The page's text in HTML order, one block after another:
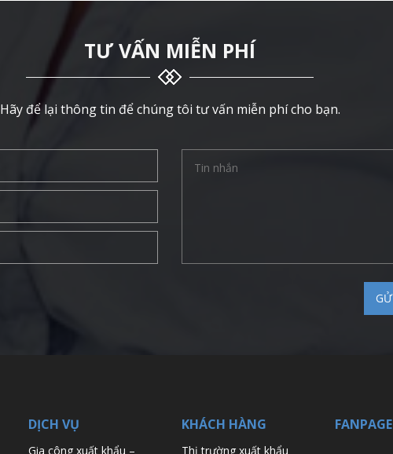
TƯ VẤN MIỄN PHÍ
Hãy để lại thông tin để chúng tôi tư vấn miễn phí cho bạn.
DỊCH VỤ
Gia công xuất khẩu –
KHÁCH HÀNG
Thị trường xuất khẩu
FANPAGE